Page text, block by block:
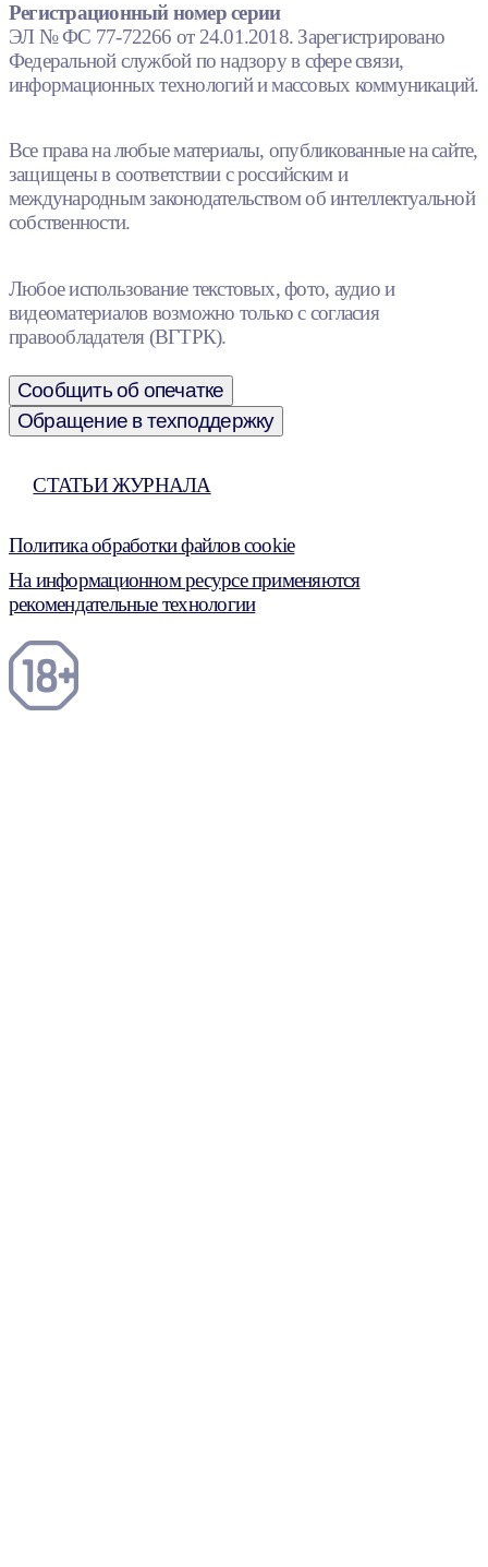
Регистрационный номер серии
ЭЛ № ФС 77-72266 от 24.01.2018. Зарегистрировано
Федеральной службой по надзору в сфере связи,
информационных технологий и массовых коммуникаций.
Все права на любые материалы, опубликованные на сайте,
защищены в соответствии с российским и
международным законодательством об интеллектуальной
собственности.
Любое использование текстовых, фото, аудио и
видеоматериалов возможно только с согласия
правообладателя (ВГТРК).
Сообщить об опечатке
Обращение в техподдержку
СТАТЬИ ЖУРНАЛА
Политика обработки файлов cookie
На информационном ресурсе применяются
рекомендательные технологии